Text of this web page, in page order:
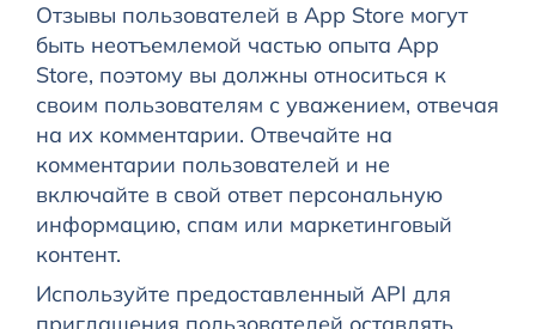
Отзывы пользователей в App Store могут
быть неотъемлемой частью опыта App
Store, поэтому вы должны относиться к
своим пользователям с уважением, отвечая
на их комментарии. Отвечайте на
комментарии пользователей и не
включайте в свой ответ персональную
информацию, спам или маркетинговый
контент.
Используйте предоставленный API для